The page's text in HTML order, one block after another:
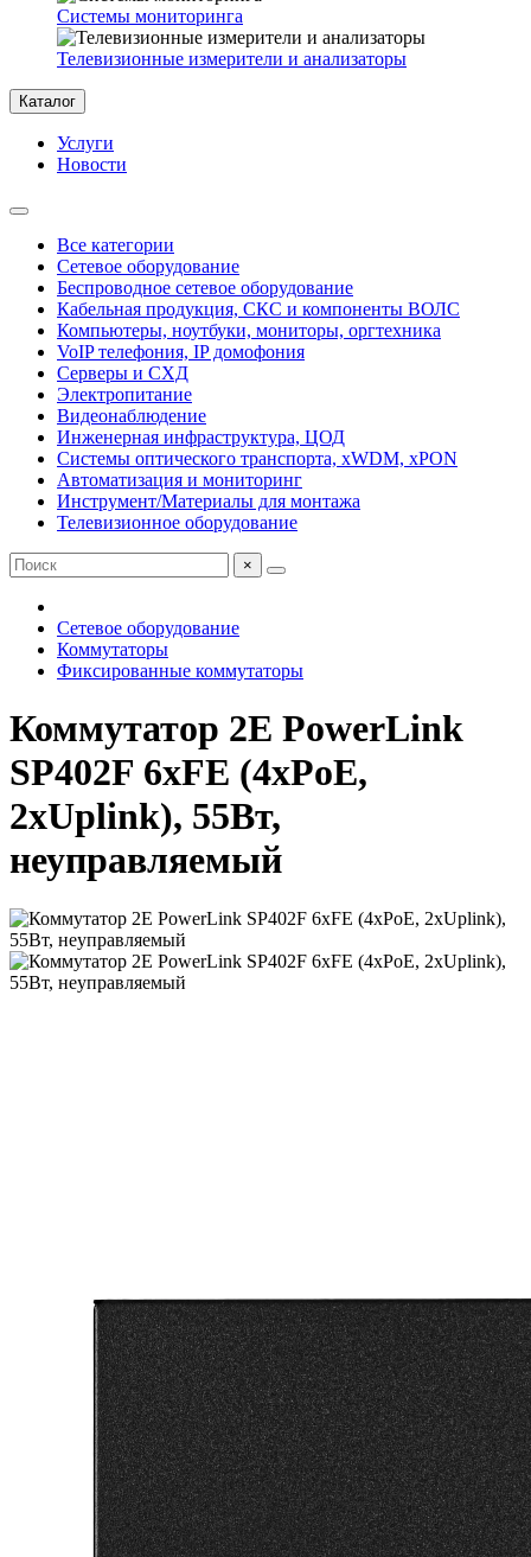
Системы мониторинга
Телевизионные измерители и анализаторы
Каталог
Услуги
Новости
Все категории
Сетевое оборудование
Беспроводное сетевое оборудование
Кабельная продукция, СКС и компоненты ВОЛС
Компьютеры, ноутбуки, мониторы, оргтехника
VoIP телефония, IP домофония
Серверы и СХД
Электропитание
Видеонаблюдение
Инженерная инфраструктура, ЦОД
Системы оптического транспорта, xWDM, xPON
Автоматизация и мониторинг
Инструмент/Материалы для монтажа
Телевизионное оборудование
×
Сетевое оборудование
Коммутаторы
Фиксированные коммутаторы
Коммутатор 2E PowerLink
SP402F 6xFE (4xPoE,
2xUplink), 55Вт,
неуправляемый